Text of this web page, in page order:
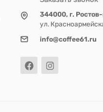
344000, г.
ул.
info@coffee61.ru